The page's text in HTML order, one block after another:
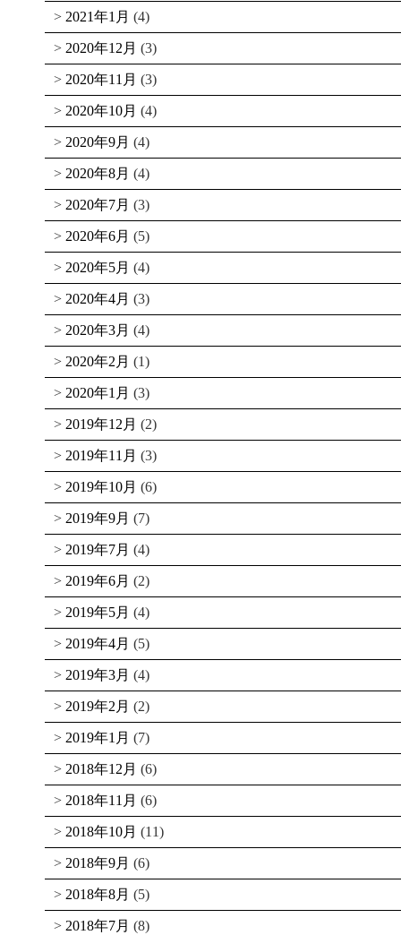
2021年1月 (4)
2020年12月 (3)
2020年11月 (3)
2020年10月 (4)
2020年9月 (4)
2020年8月 (4)
2020年7月 (3)
2020年6月 (5)
2020年5月 (4)
2020年4月 (3)
2020年3月 (4)
2020年2月 (1)
2020年1月 (3)
2019年12月 (2)
2019年11月 (3)
2019年10月 (6)
2019年9月 (7)
2019年7月 (4)
2019年6月 (2)
2019年5月 (4)
2019年4月 (5)
2019年3月 (4)
2019年2月 (2)
2019年1月 (7)
2018年12月 (6)
2018年11月 (6)
2018年10月 (11)
2018年9月 (6)
2018年8月 (5)
2018年7月 (8)